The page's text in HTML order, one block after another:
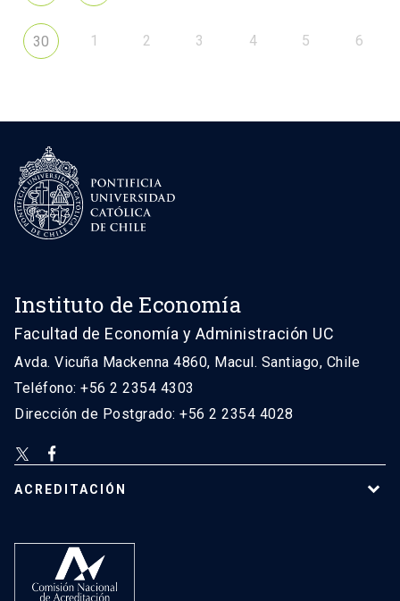
30 1 2 3 4 5 6
Instituto de Economía
Facultad de Economía y Administración UC
Avda. Vicuña Mackenna 4860, Macul. Santiago, Chile
Teléfono: +56 2 2354 4303
Dirección de Postgrado: +56 2 2354 4028
ACREDITACIÓN